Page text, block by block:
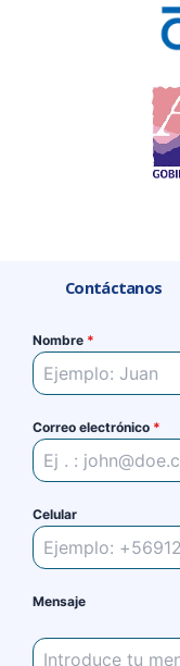
Contáctanos
Nombre *
Correo electrónico *
Celular
Mensaje